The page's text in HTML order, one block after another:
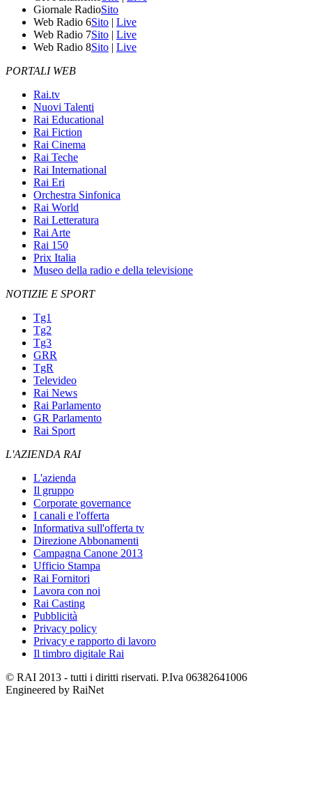
Giornale RadioSito
Web Radio 6Sito | Live
Web Radio 7Sito | Live
Web Radio 8Sito | Live
PORTALI WEB
Rai.tv
Nuovi Talenti
Rai Educational
Rai Fiction
Rai Cinema
Rai Teche
Rai International
Rai Eri
Orchestra Sinfonica
Rai World
Rai Letteratura
Rai Arte
Rai 150
Prix Italia
Museo della radio e della televisione
NOTIZIE E SPORT
Tg1
Tg2
Tg3
GRR
TgR
Televideo
Rai News
Rai Parlamento
GR Parlamento
Rai Sport
L'AZIENDA RAI
L'azienda
Il gruppo
Corporate governance
I canali e l'offerta
Informativa sull'offerta tv
Direzione Abbonamenti
Campagna Canone 2013
Ufficio Stampa
Rai Fornitori
Lavora con noi
Rai Casting
Pubblicità
Privacy policy
Privacy e rapporto di lavoro
Il timbro digitale Rai
© RAI 2013 - tutti i diritti riservati. P.Iva 06382641006
Engineered by RaiNet